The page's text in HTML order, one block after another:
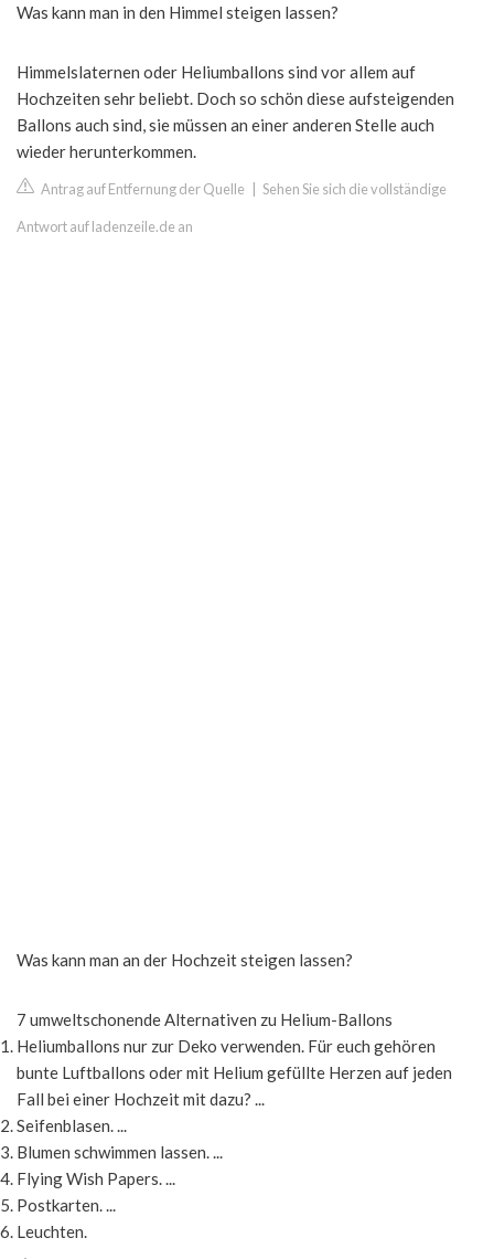
Was kann man in den Himmel steigen lassen?
Himmelslaternen oder Heliumballons sind vor allem auf
Hochzeiten sehr beliebt. Doch so schön diese aufsteigenden
Ballons auch sind, sie müssen an einer anderen Stelle auch
wieder herunterkommen.
Antrag auf Entfernung der Quelle Sehen Sie sich die vollständige
Antwort auf ladenzeile.de an
Was kann man an der Hochzeit steigen lassen?
7 umweltschonende Alternativen zu Helium-Ballons
Heliumballons nur zur Deko verwenden. Für euch gehören
bunte Luftballons oder mit Helium gefüllte Herzen auf jeden
Fall bei einer Hochzeit mit dazu? ...
Seifenblasen. ...
Blumen schwimmen lassen. ...
Flying Wish Papers. ...
Postkarten. ...
Leuchten.